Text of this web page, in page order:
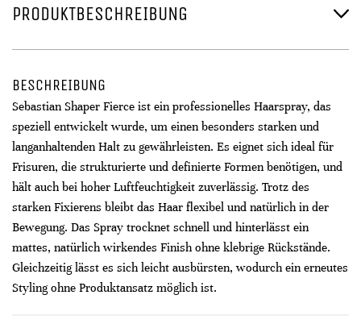
PRODUKTBESCHREIBUNG
BESCHREIBUNG
Sebastian Shaper Fierce ist ein professionelles Haarspray, das
speziell entwickelt wurde, um einen besonders starken und
langanhaltenden Halt zu gewährleisten. Es eignet sich ideal für
Frisuren, die strukturierte und definierte Formen benötigen, und
hält auch bei hoher Luftfeuchtigkeit zuverlässig. Trotz des
starken Fixierens bleibt das Haar flexibel und natürlich in der
Bewegung. Das Spray trocknet schnell und hinterlässt ein
mattes, natürlich wirkendes Finish ohne klebrige Rückstände.
Gleichzeitig lässt es sich leicht ausbürsten, wodurch ein erneutes
Styling ohne Produktansatz möglich ist.